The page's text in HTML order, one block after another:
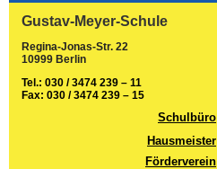
Gustav-Meyer-Schule
Regina-Jonas-Str. 22
10999 Berlin
Tel.: 030 / 3474 239 – 11
Fax: 030 / 3474 239 – 15
Schulbüro
Hausmeister
Förderverein